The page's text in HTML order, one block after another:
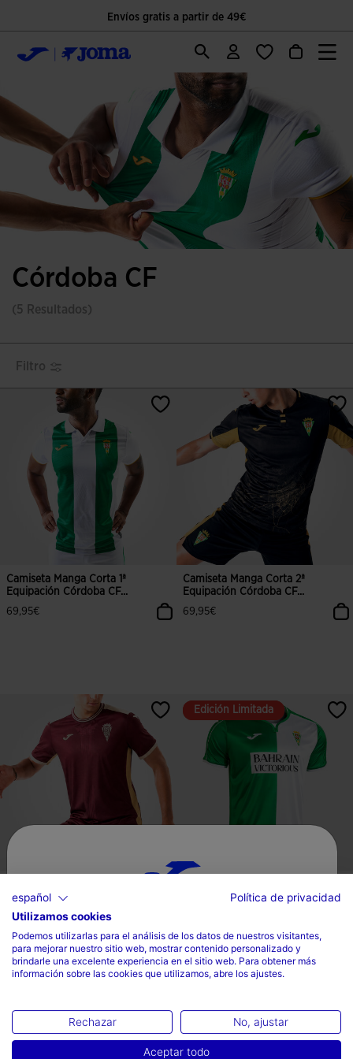
Envíos gratis a partir de 49€
Córdoba CF
(5 Resultados)
Filtro
Camiseta Manga Corta 1ª
Equipación Córdoba CF...
69,95€
4,7 sobre 5 de valoración de clientes
Camiseta Manga Corta 2ª
Equipación Córdoba CF...
69,95€
5 sobre 5 de valoración de clientes
Equipación Córdoba CF...
69,95€
3,9 sobre 5 de valoración de clientes
Edición Limitada
Edición Limitada
Córdoba CF 25/26
3,9 sobre 5 de valoración de
Selecciona tu país e idioma
País
España
Idioma
Español
español
Política de privacidad
Utilizamos cookies
Podemos utilizarlas para el análisis de los datos de nuestros visitantes,
para mejorar nuestro sitio web, mostrar contenido personalizado y
brindarle una excelente experiencia en el sitio web. Para obtener más
información sobre las cookies que utilizamos, abre los ajustes.
Rechazar No, ajustar
Aceptar todo